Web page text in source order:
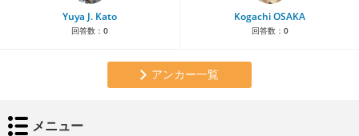
Yuya J. Kato
回答数： 0
Kogachi OSAKA
回答数： 0
アンカー一覧
メニュー